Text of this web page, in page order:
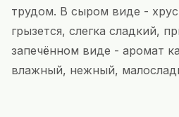
трудом. В сыром виде -
грызется, слегка сладкий,
запечённом виде - аромат
влажный, нежный,